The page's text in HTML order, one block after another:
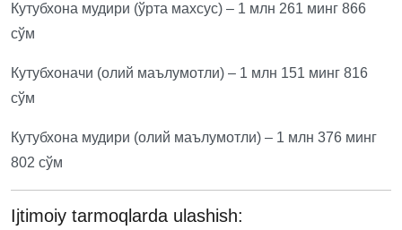
Кутубхона мудири (ўрта махсус) – 1 млн 261 минг 866
сўм
Кутубхоначи (олий маълумотли) – 1 млн 151 минг 816
сўм
Кутубхона мудири (олий маълумотли) – 1 млн 376 минг
802 сўм
Ijtimoiy tarmoqlarda ulashish: